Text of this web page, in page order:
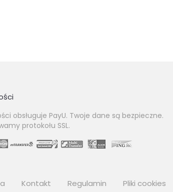
obsługuje PayU. Twoje dane są bezpieczne.
protokołu SSL.
Kontakt Regulamin Pliki cookies